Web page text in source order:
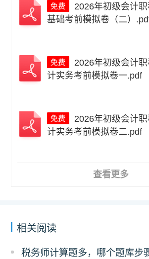
基础考前模拟卷（二）
计实务考前模拟卷一.pdf
计实务考前模拟卷二.pdf
查看更多
相关阅读
税务师计算题多，哪个题库步